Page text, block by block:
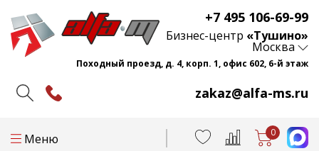
+7 495 106-69-99
zakaz@alfa-ms.ru
Бизнес-центр «Тушино»
Москва
Походный проезд, д. 4, корп. 1, офис 602, 6-й этаж
Меню 0